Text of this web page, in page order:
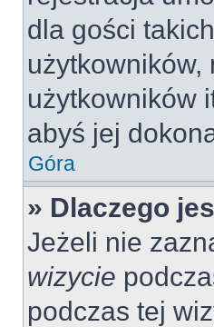
dla gości
użytkowników,
użytkowników
abyś jej
Góra
» Dlaczego
Jeżeli nie
wizycie
podczas tej